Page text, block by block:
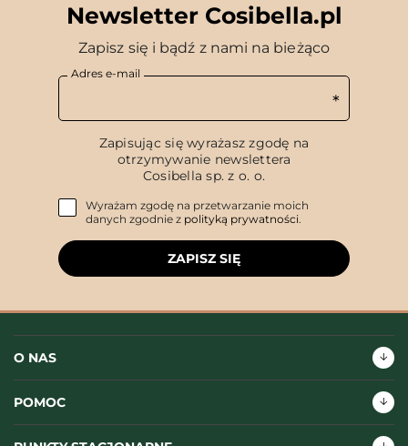
Newsletter Cosibella.pl
Zapisz się i bądź z nami na bieżąco
Adres e-mail
Zapisując się wyrażasz zgodę na
otrzymywanie newslettera
Cosibella sp. z o. o.
Wyrażam zgodę na przetwarzanie moich
danych zgodnie z polityką prywatności.
ZAPISZ SIĘ
O NAS
POMOC